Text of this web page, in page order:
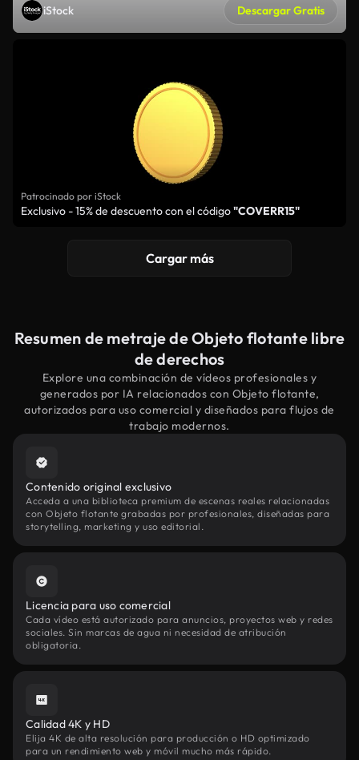
iStock Descargar Gratis
Patrocinado por iStock
Exclusivo - 15% de descuento con el código"COVERR15"
Cargar más
Resumen de metraje de Objeto flotante libre
de derechos
Explore una combinación de vídeos profesionales y
generados por IA relacionados con Objeto flotante,
autorizados para uso comercial y diseñados para flujos de
trabajo modernos.
Contenido original exclusivo
Acceda a una biblioteca premium de escenas reales relacionadas
con Objeto flotante grabadas por profesionales, diseñadas para
storytelling, marketing y uso editorial.
Licencia para uso comercial
Cada vídeo está autorizado para anuncios, proyectos web y redes
sociales. Sin marcas de agua ni necesidad de atribución
obligatoria.
Calidad 4K y HD
Elija 4K de alta resolución para producción o HD optimizado
para un rendimiento web y móvil mucho más rápido.